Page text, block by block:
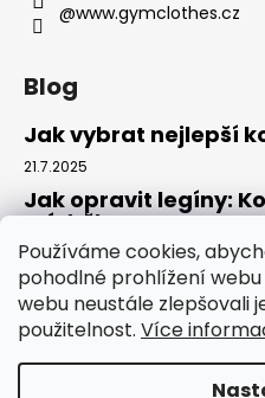
Používáme cookies,
pohodlné prohlížení
webu neustále zlepšovali
použitelnost. Více
@www.gymclothes.cz
Blog
Jak vybrat nejlepší
21.7.2025
Jak opravit legíny:
a údržbu
14.7.2025
Kde koupit legíny:
tento rok
4.7.2025